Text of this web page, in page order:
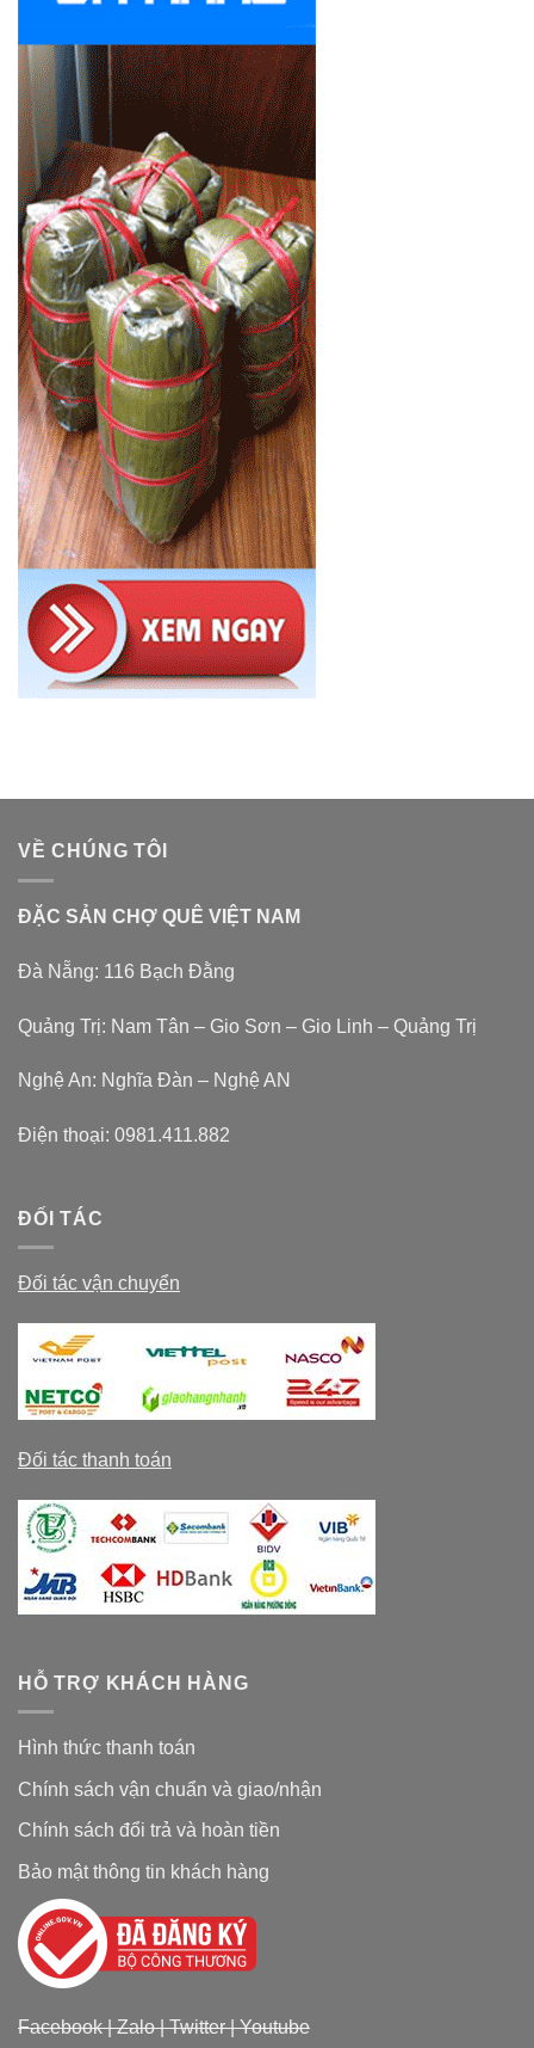
VỀ CHÚNG TÔI
ĐẶC SẢN CHỢ QUÊ VIỆT NAM
Đà Nẵng: 116 Bạch Đằng
Quảng Trị: Nam Tân – Gio Sơn – Gio Linh – Quảng Trị
Nghệ An: Nghĩa Đàn – Nghệ AN
Điện thoại: 0981.411.882
ĐỐI TÁC
Đối tác vận chuyển
Đối tác thanh toán
HỖ TRỢ KHÁCH HÀNG
Hình thức thanh toán
Chính sách vận chuẩn và giao/nhận
Chính sách đổi trả và hoàn tiền
Bảo mật thông tin khách hàng
Facebook|Zalo|Twitter|Youtube